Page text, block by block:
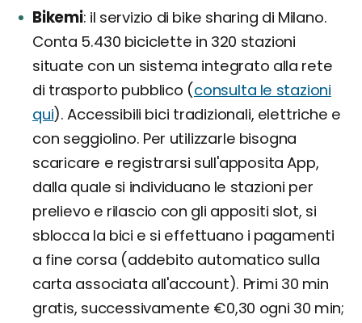
Bikemi il servizio di bike sharing di Milano.
Conta 5.430 biciclette in 320 stazioni
situate con un sistema integrato alla rete
di trasporto pubblico (consulta le stazioni
qui). Accessibili bici tradizionali, elettriche e
con seggiolino. Per utilizzarle bisogna
scaricare e registrarsi sull'apposita App,
dalla quale si individuano le stazioni per
prelievo e rilascio con gli appositi slot, si
sblocca la bici e si effettuano i pagamenti
a fine corsa (addebito automatico sulla
carta associata all'account). Primi 30 min
gratis, successivamente €0,30 ogni 30 min;